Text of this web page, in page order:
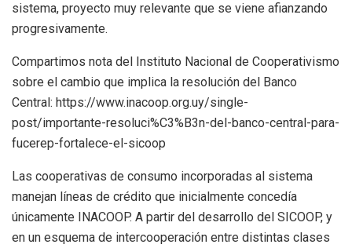
sistema, proyecto muy relevante que se viene afianzando
progresivamente.
Compartimos nota del Instituto Nacional de Cooperativismo
sobre el cambio que implica la resolución del Banco
Central: https://www.inacoop.org.uy/single-
post/importante-resoluci%C3%B3n-del-banco-central-para-
fucerep-fortalece-el-sicoop
Las cooperativas de consumo incorporadas al sistema
manejan líneas de crédito que inicialmente concedía
únicamente INACOOP. A partir del desarrollo del SICOOP, y
en un esquema de intercooperación entre distintas clases